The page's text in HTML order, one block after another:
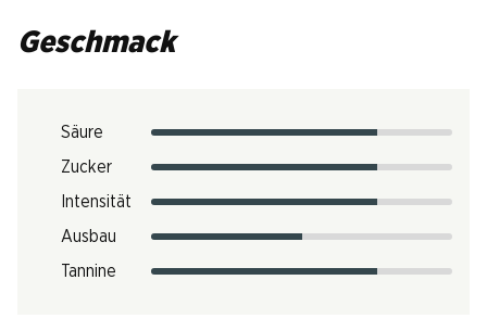
Geschmack
Säure
Zucker
Intensität
Ausbau
Tannine